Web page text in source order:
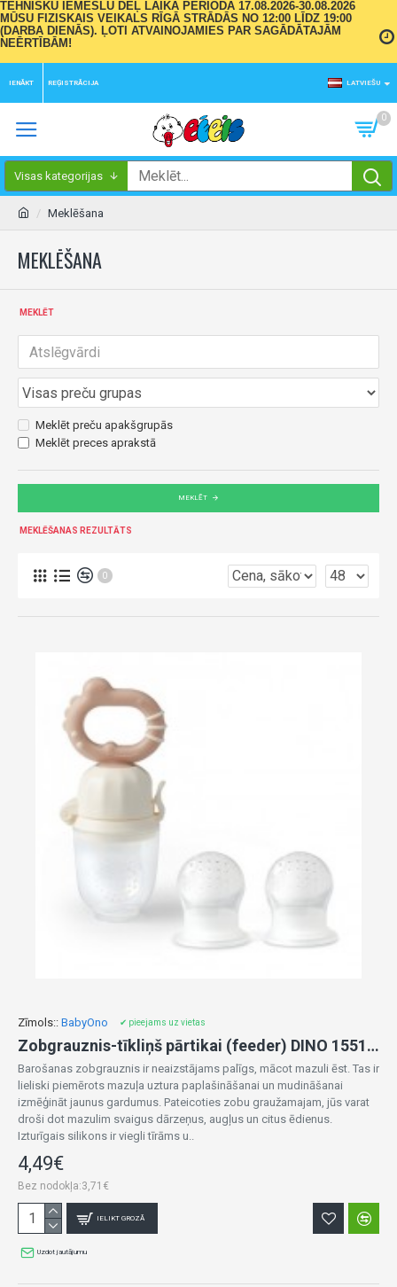
TEHNISKU IEMESLU DĒĻ LAIKA PERIODĀ 17.08.2026-30.08.2026
MŪSU FIZISKAIS VEIKALS RĪGĀ STRĀDĀS NO 12:00 LĪDZ 19:00
(DARBA DIENĀS). ĻOTI ATVAINOJAMIES PAR SAGĀDĀTAJĀM
NEĒRTĪBĀM!
IENĀKT REĢISTRĀCIJA LATVIEŠU
0
Visas kategorijas
Meklēšana
MEKLĒŠANA
MEKLĒT
Meklēt preču apakšgrupās
Meklēt preces aprakstā
MEKLĒT
MEKLĒŠANAS REZULTĀTS
0
Zīmols:: BabyOno ✔ pieejams uz vietas
Zobgrauznis-tīkliņš pārtikai (feeder) DINO 1551/03+ (3 uzgaļi komplektā)
Barošanas zobgrauznis ir neaizstājams palīgs, mācot mazuli ēst. Tas ir
lieliski piemērots mazuļa uztura paplašināšanai un mudināšanai
izmēģināt jaunus gardumus. Pateicoties zobu graužamajam, jūs varat
droši dot mazulim svaigus dārzeņus, augļus un citus ēdienus.
Izturīgais silikons ir viegli tīrāms u..
4,49€
Bez nodokļa:3,71€
IELIKT GROZĀ
Uzdot jautājumu